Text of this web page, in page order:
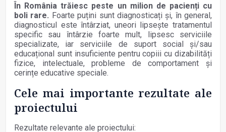
În România trăiesc peste un milion de pacienți cu
boli rare. Foarte puțini sunt diagnosticați și, în general,
diagnosticul este întârziat, uneori lipsește tratamentul
specific sau întârzie foarte mult, lipsesc serviciile
specializate, iar serviciile de suport social și/sau
educațional sunt insuficiente pentru copiii cu dizabilități
fizice, intelectuale, probleme de comportament și
cerințe educative speciale.
Cele mai importante rezultate ale
proiectului
Rezultate relevante ale proiectului: